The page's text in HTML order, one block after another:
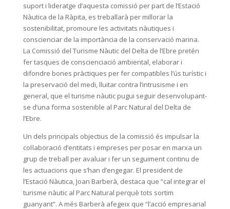
suport i lideratge d’aquesta comissió per part de l’Estació
Nàutica de la Ràpita, es treballarà per millorar la
sostenibilitat, promoure les activitats nàutiques i
conscienciar de la importància de la conservació marina.
La Comissió del Turisme Nàutic del Delta de l’Ebre pretén
fer tasques de conscienciació ambiental, elaborar i
difondre bones pràctiques per fer compatibles l’ús turístic i
la preservació del medi, lluitar contra l’intrusisme i en
general, que el turisme nàutic pugui seguir desenvolupant-
se d’una forma sostenible al Parc Natural del Delta de
l’Ebre.
Un dels principals objectius de la comissió és impulsar la
col·laboració d’entitats i empreses per posar en marxa un
grup de treball per avaluar i fer un seguiment continu de
les actuacions que s’han d’engegar. El president de
l’Estació Nàutica, Joan Barberà, destaca que “cal integrar el
turisme nàutic al Parc Natural perquè tots sortim
guanyant”. A més Barberà afegeix que “l’acció empresarial